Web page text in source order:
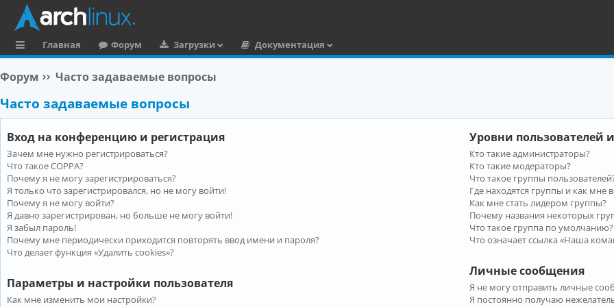
ы
л
Главная Форум Загрузки
Документация
Форум Часто задаваемые вопросы
Часто задаваемые вопросы
Вход на конференцию и регистрация
Зачем мне нужно регистрироваться?
Что такое COPPA?
Почему я не могу зарегистрироваться?
Я только что зарегистрировался, но не могу войти!
Почему я не могу войти?
Я давно зарегистрирован, но больше не могу войти!
Я забыл пароль!
Почему мне периодически приходится повторять ввод имени и пароля?
Что делает функция «Удалить cookies»?
Параметры и настройки пользователя
Как мне изменить мои настройки?
Уровни пользователей
Кто такие администраторы?
Кто такие модераторы?
Что такое группы
Где находятся группы и как мне
Как мне стать лидером группы?
Почему названия некоторых
Что такое группа по умолчанию?
Что означает ссылка «Наша
Личные сообщения
Я не могу отправить личные
Я постоянно получаю